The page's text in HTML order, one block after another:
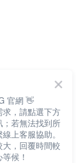
官網 👋
，請點選下方
若無法找到所
上客服協助。
，回覆時間較
候！